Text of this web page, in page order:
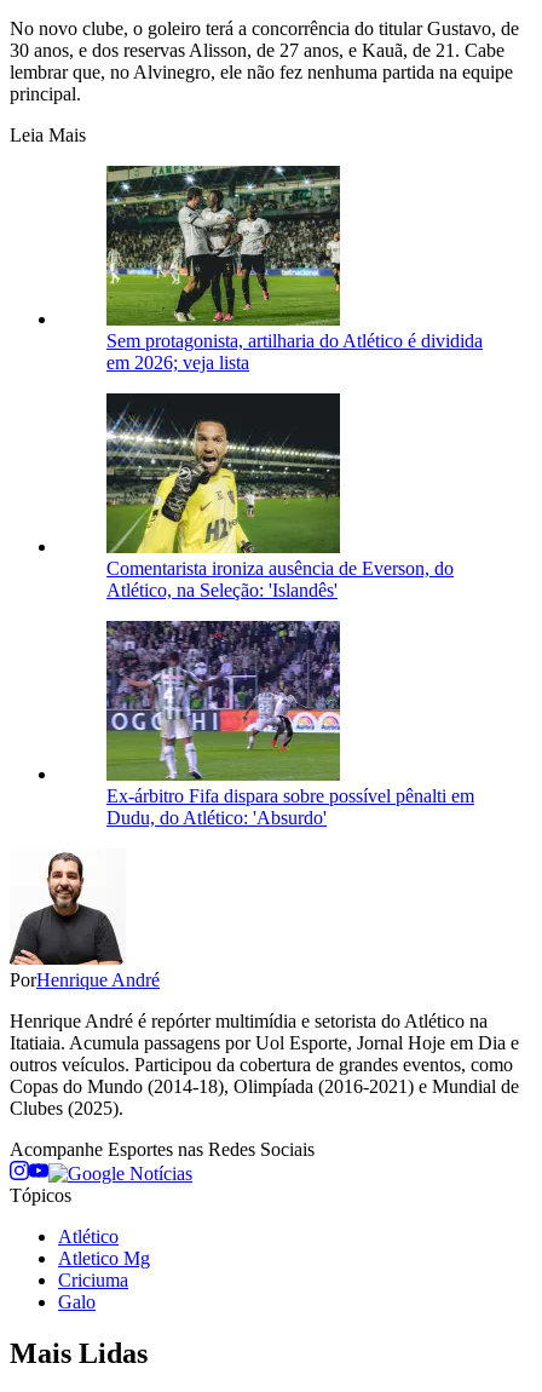
No novo clube, o goleiro terá a concorrência do titular Gustavo, de
30 anos, e dos reservas Alisson, de 27 anos, e Kauã, de 21. Cabe
lembrar que, no Alvinegro, ele não fez nenhuma partida na equipe
principal.
Leia Mais
Sem protagonista, artilharia do Atlético é dividida
em 2026; veja lista
Comentarista ironiza ausência de Everson, do
Atlético, na Seleção: 'Islandês'
Ex-árbitro Fifa dispara sobre possível pênalti em
Dudu, do Atlético: 'Absurdo'
PorHenrique André
Henrique André é repórter multimídia e setorista do Atlético na
Itatiaia. Acumula passagens por Uol Esporte, Jornal Hoje em Dia e
outros veículos. Participou da cobertura de grandes eventos, como
Copas do Mundo (2014-18), Olimpíada (2016-2021) e Mundial de
Clubes (2025).
Acompanhe Esportes nas Redes Sociais
Tópicos
Atlético
Atletico Mg
Criciuma
Galo
Mais Lidas